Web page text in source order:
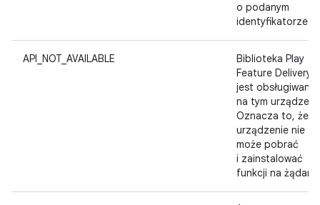
o podanym
identyfikatorze.
API_NOT_AVAILABLE
Biblioteka Play
Feature Delivery
jest obsługiwana
na tym
Oznacza to, że
urządzenie nie
może pobrać
i zainstalować
funkcji na